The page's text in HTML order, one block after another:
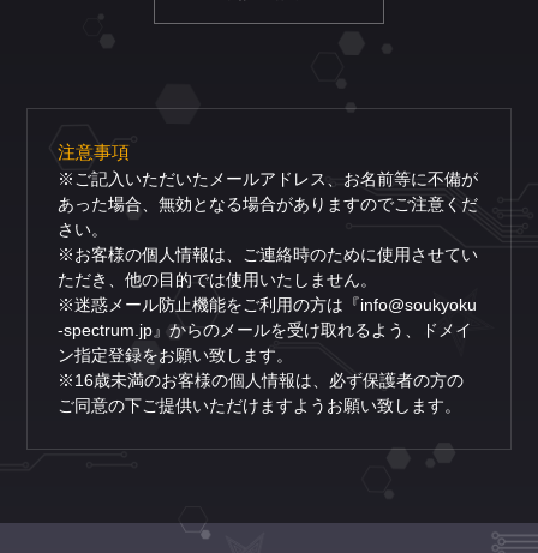
注意事項
※ご記入いただいたメールアドレス、お名前等に不備が
あった場合、無効となる場合がありますのでご注意くだ
さい。
※お客様の個人情報は、ご連絡時のために使用させてい
ただき、他の目的では使用いたしません。
※迷惑メール防止機能をご利用の方は『info@soukyoku
-spectrum.jp』からのメールを受け取れるよう、ドメイ
ン指定登録をお願い致します。
※16歳未満のお客様の個人情報は、必ず保護者の方の
ご同意の下ご提供いただけますようお願い致します。